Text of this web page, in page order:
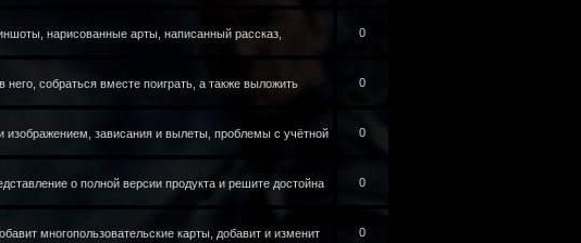
нарисованные арты, написанный рассказ,
0
собраться вместе поиграть, а также выложить
0
изображением, зависания и вылеты, проблемы с учётной
0
о полной версии продукта и решите достойна
0
многопользовательские карты, добавит и изменит
0